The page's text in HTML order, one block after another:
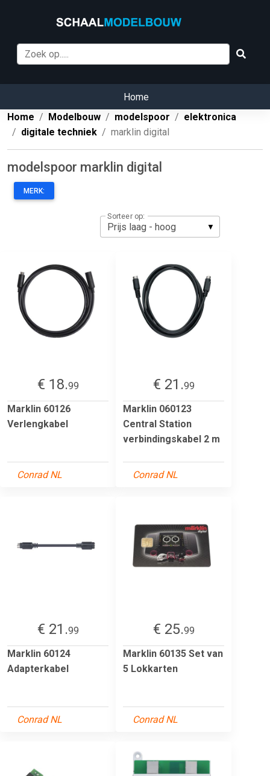
Home
Home
Modelbouw modelspoor
elektronica
digitale techniek
marklin digital
modelspoor marklin digital
MERK:
Sorteer op:
€ 18.99
Marklin 60126
Verlengkabel
Conrad NL
€ 21.99
Marklin 060123
Central Station
verbindingskabel 2 m
Conrad NL
€ 21.99
Marklin 60124
Adapterkabel
Conrad NL
€ 25.99
Marklin 60135 Set van
5 Lokkarten
Conrad NL